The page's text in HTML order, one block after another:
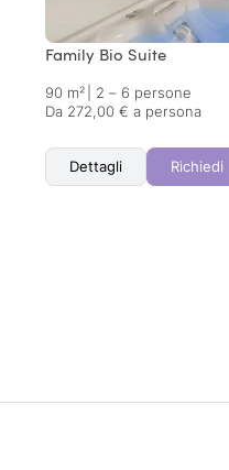
Family Bio Suite
90 m²
2 – 6 persone
Da 272,00 € a persona
Dettagli Richiedi